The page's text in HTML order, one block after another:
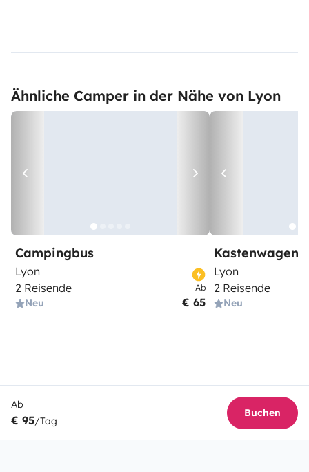
Ähnliche Camper in der Nähe von Lyon
Campingbus
Lyon
2 Reisende
Neu
Ab
€ 65
Kastenwagen
Lyon
2 Reisende
Neu
Ab
€ 95/Tag
Buchen